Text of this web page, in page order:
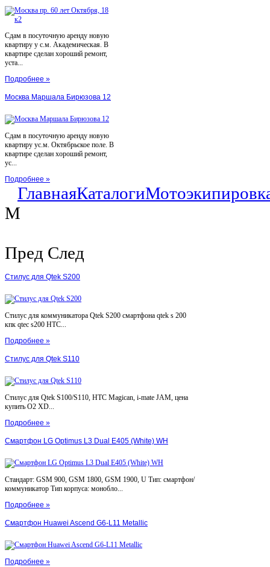
Сдам в посуточную аренду новую
квартиру у с.м. Академическая. В
квартире сделан хороший ремонт,
уста...
Подробнее »
Москва Маршала Бирюзова 12
Сдам в посуточную аренду новую
квартиру ус.м. Октябрьское поле. В
квартире сделан хороший ремонт,
ус...
Подробнее »
ГлавнаяКаталоги
M
Пред След
Стилус для Qtek S200
Стилус для коммуникатора Qtek S200 смартфона qtek s 200
кпк qtec s200 HTC...
Подробнее »
Стилус для Qtek S110
Стилус для Qtek S100/S110, HTC Magican, i-mate JAM, цена
купить O2 XD...
Подробнее »
Смартфон LG Optimus L3 Dual E405 (White) WH
Стандарт: GSM 900, GSM 1800, GSM 1900, U Тип: смартфон/
коммуникатор Тип корпуса: монобло...
Подробнее »
Смартфон Huawei Ascend G6-L11 Metallic
Подробнее »